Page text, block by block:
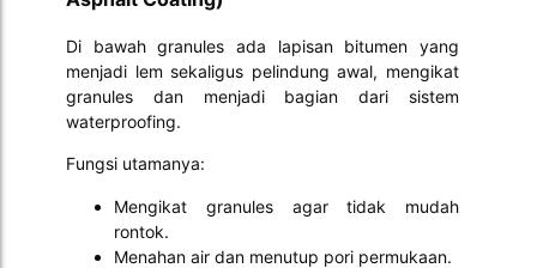
Di bawah granules ada lapisan bitumen yang
menjadi lem sekaligus pelindung awal, mengikat
granules dan menjadi bagian dari sistem
waterproofing.
Fungsi utamanya:
Mengikat granules agar tidak mudah
rontok.
Menahan air dan menutup pori permukaan.